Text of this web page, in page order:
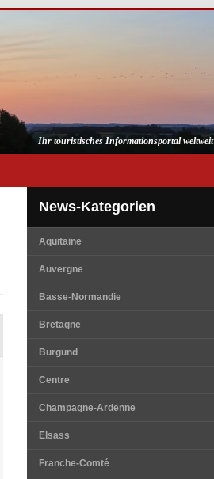
Ihr touristisches Informationsportal weltweit
News-Kategorien
Aquitaine
Auvergne
Basse-Normandie
Bretagne
Burgund
Centre
Champagne-Ardenne
Elsass
Franche-Comté